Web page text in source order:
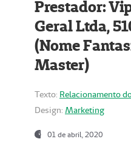
Prestador:
Geral Ltda,
(Nome
Master)
Texto: Relacionamento
Design: Marketing
01 de abril, 2020